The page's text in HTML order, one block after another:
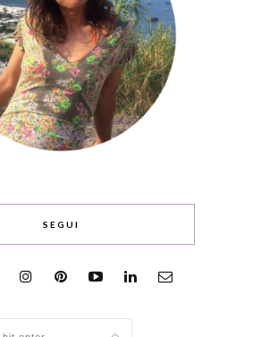
SEGUI